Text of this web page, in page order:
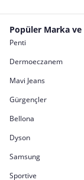
Popüler Marka ve
Penti
Dermoeczanem
Mavi Jeans
Gürgençler
Bellona
Dyson
Samsung
Sportive